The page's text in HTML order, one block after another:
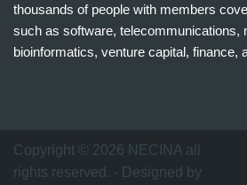
thousands of people with members
such as software, telecommunications,
bioinformatics, venture capital, finance,
万
家
Copyright © 2026 NECINA all
rights reserved. - Designed by